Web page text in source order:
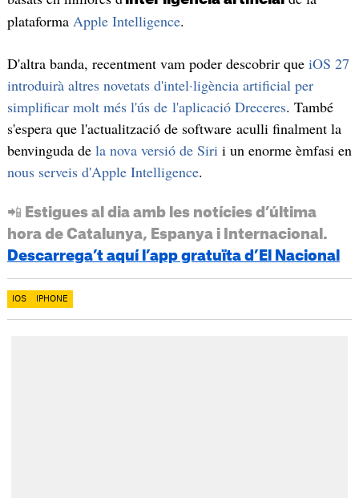
plataforma Apple Intelligence.
D'altra banda, recentment vam poder descobrir que iOS 27
introduirà altres novetats d'intel·ligència artificial per
simplificar molt més l'ús de l'aplicació Dreceres. També
s'espera que l'actualització de software aculli finalment la
benvinguda de la nova versió de Sirii un enorme èmfasi en
nous serveis d'Apple Intelligence.
📲 Estigues al dia amb les notícies d’última
hora de Catalunya, Espanya i Internacional.
Descarrega’t aquí l’app gratuïta d’El Nacional
IOS IPHONE